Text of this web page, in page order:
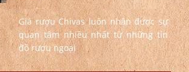
Giá rượu Chivas luôn nhận được sự
quan tâm nhiều nhất từ những tín
đồ rượu ngoại